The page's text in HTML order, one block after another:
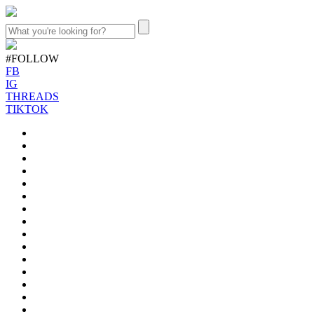
#FOLLOW
FB
IG
THREADS
TIKTOK